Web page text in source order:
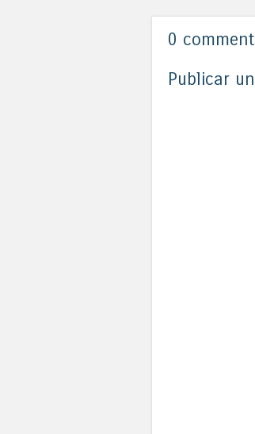
0
Publicar